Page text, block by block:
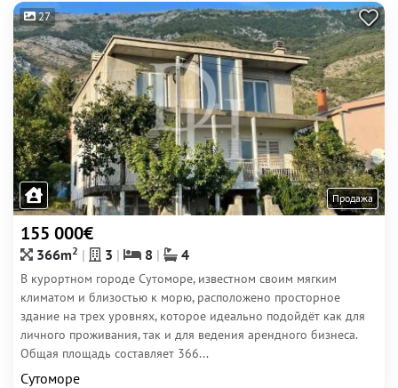
27
Продажа
155 000€
366m2 3 8 4
В курортном городе Сутоморе, известном своим мягким
климатом и близостью к морю, расположено просторное
здание на трех уровнях, которое идеально подойдёт как для
личного проживания, так и для ведения арендного бизнеса.
Общая площадь составляет 366...
Сутоморе